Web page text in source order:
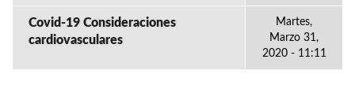
Covid-19 Consideraciones
cardiovasculares
Martes,
Marzo 31,
2020 - 11:11